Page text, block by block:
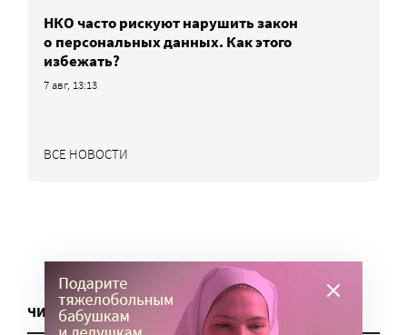
НКО часто рискуют нарушить закон
о персональных данных. Как этого
избежать?
7 авг, 13:13
ВСЕ НОВОСТИ
ЧИТАТЬ ЕЩЕ